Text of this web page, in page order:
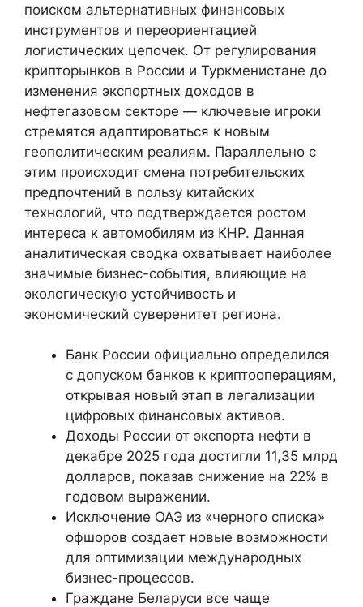
поиском альтернативных финансовых
инструментов и переориентацией
логистических цепочек. От регулирования
крипторынков в России и Туркменистане до
изменения экспортных доходов в
нефтегазовом секторе — ключевые игроки
стремятся адаптироваться к новым
геополитическим реалиям. Параллельно с
этим происходит смена потребительских
предпочтений в пользу китайских
технологий, что подтверждается ростом
интереса к автомобилям из КНР. Данная
аналитическая сводка охватывает наиболее
значимые бизнес-события, влияющие на
экологическую устойчивость и
экономический суверенитет региона.
Банк России официально определился
с допуском банков к криптооперациям,
открывая новый этап в легализации
цифровых финансовых активов.
Доходы России от экспорта нефти в
декабре 2025 года достигли 11,35 млрд
долларов, показав снижение на 22% в
годовом выражении.
Исключение ОАЭ из «черного списка»
офшоров создает новые возможности
для оптимизации международных
бизнес-процессов.
Граждане Беларуси все чаще